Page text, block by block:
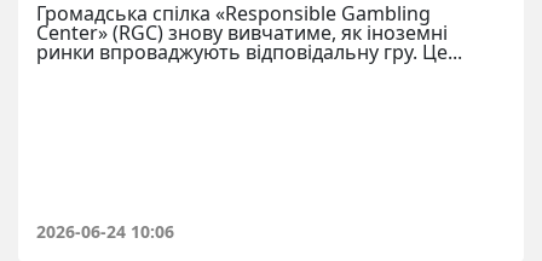
Громадська спілка «Responsible Gambling
Center» (RGC) знову вивчатиме, як іноземні
ринки впроваджують відповідальну гру. Це...
2026-06-24 10:06